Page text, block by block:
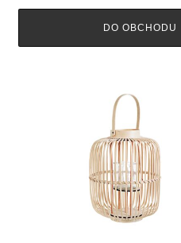
DO OBCHODU